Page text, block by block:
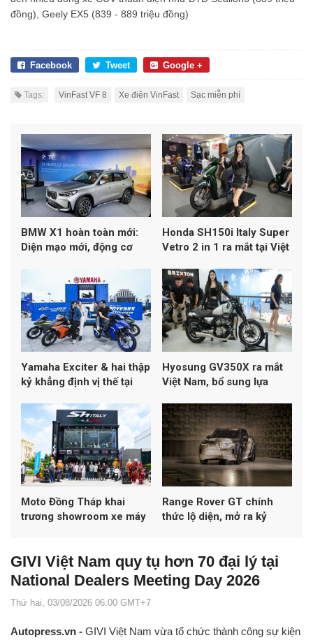
đồng), Geely EX5 (839 - 889 triệu đồng)
Facebook Tweet Google +
Tags: VinFast VF 8 Xe điện VinFast Sạc miễn phí
BMW X1 hoàn toàn mới:
Diện mạo mới, động cơ
đáng chú ý
Honda SH150i Italy Super
Vetro 2 in 1 ra mắt tại Việt
Vetro trên cùng một mẫu
xe
Yamaha Exciter & hai thập
kỷ khẳng định vị thế tại
Hyosung GV350X ra mắt
Việt Nam, bổ sung lựa
cruiser 300–400cc
Moto Đồng Tháp khai
trương showroom xe máy
hiếm tại Đồng bằng sông
Cửu Long
Range Rover GT chính
thức lộ diện, mở ra kỷ
GIVI Việt Nam quy tụ hơn 70 đại lý tại
National Dealers Meeting Day 2026
Thứ hai, 03/08/2026 06:00 GMT+7
Autopress.vn - GIVI Việt Nam vừa tổ chức thành công sự kiện